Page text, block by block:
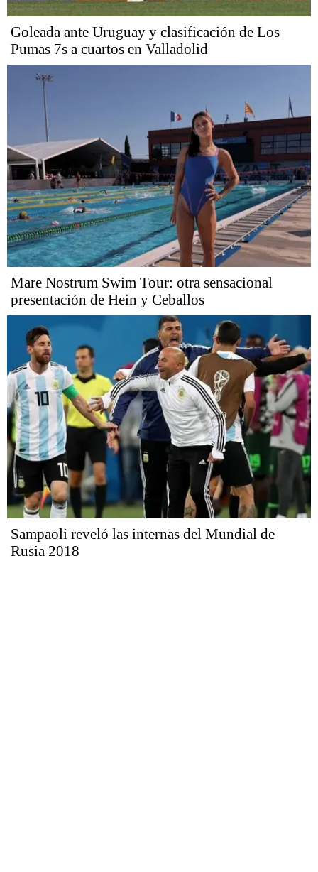
Goleada ante Uruguay y clasificación de Los
Pumas 7s a cuartos en Valladolid
Mare Nostrum Swim Tour: otra sensacional
presentación de Hein y Ceballos
Sampaoli reveló las internas del Mundial de
Rusia 2018